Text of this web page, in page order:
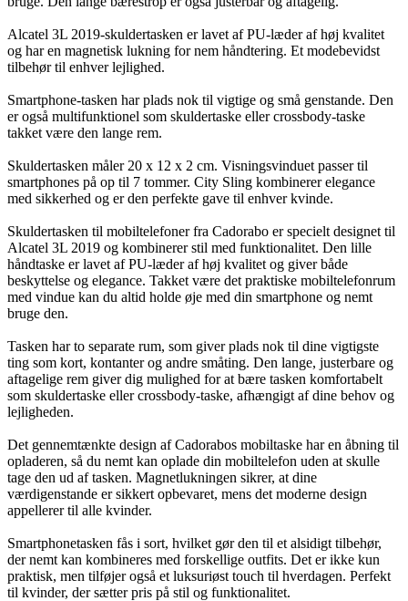
Alcatel 3L 2019-skuldertasken er lavet af PU-læder af høj kvalitet
og har en magnetisk lukning for nem håndtering. Et modebevidst
tilbehør til enhver lejlighed.
Smartphone-tasken har plads nok til vigtige og små genstande. Den
er også multifunktionel som skuldertaske eller crossbody-taske
takket være den lange rem.
Skuldertasken måler 20 x 12 x 2 cm. Visningsvinduet passer til
smartphones på op til 7 tommer. City Sling kombinerer elegance
med sikkerhed og er den perfekte gave til enhver kvinde.
Skuldertasken til mobiltelefoner fra Cadorabo er specielt designet til
Alcatel 3L 2019 og kombinerer stil med funktionalitet. Den lille
håndtaske er lavet af PU-læder af høj kvalitet og giver både
beskyttelse og elegance. Takket være det praktiske mobiltelefonrum
med vindue kan du altid holde øje med din smartphone og nemt
bruge den.
Tasken har to separate rum, som giver plads nok til dine vigtigste
ting som kort, kontanter og andre småting. Den lange, justerbare og
aftagelige rem giver dig mulighed for at bære tasken komfortabelt
som skuldertaske eller crossbody-taske, afhængigt af dine behov og
lejligheden.
Det gennemtænkte design af Cadorabos mobiltaske har en åbning til
opladeren, så du nemt kan oplade din mobiltelefon uden at skulle
tage den ud af tasken. Magnetlukningen sikrer, at dine
værdigenstande er sikkert opbevaret, mens det moderne design
appellerer til alle kvinder.
Smartphonetasken fås i sort, hvilket gør den til et alsidigt tilbehør,
der nemt kan kombineres med forskellige outfits. Det er ikke kun
praktisk, men tilføjer også et luksuriøst touch til hverdagen. Perfekt
til kvinder, der sætter pris på stil og funktionalitet.